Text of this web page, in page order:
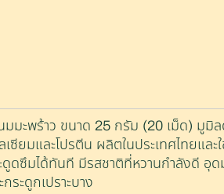
มะพร้าว ขนาด 25 กรัม (20 เม็ด) มูมิ
มและโปรตีน ผลิตในประเทศไทยแ
ดซึมได้ทันที มีรสชาติที่หวานกำลังดี อุ
ระดูกเปราะบาง